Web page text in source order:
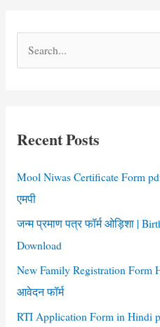
|
Vridha
Pension
f
o
:
Recent Posts
Mool Niwas Certificate Form
एमपी
जन्म प्रमाण पत्र फॉर्म ओड़िशा |
Download
New Family Registration Form
आवेदन फॉर्म
RTI Application Form in Hindi